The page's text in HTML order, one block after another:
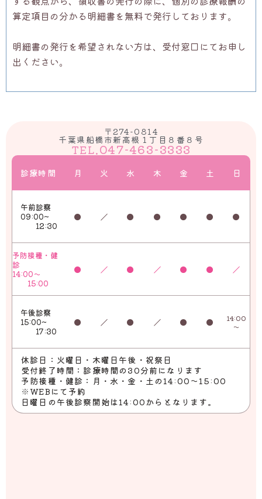
算定項目の分かる明細書を無料で発行しております。
明細書の発行を希望されない方は、 受付窓口にてお申し
出ください。
〒274-0814
千葉県船橋市新高根１丁目８番８号
TEL.047-463-3333
診療時間 月 火 水 木 金 土 日
午前診察
09:00~
12:30
● ／ ● ● ● ● ●
予防接種・健
診
14:00～
15:00
● ／ ● ／ ● ● ／
午後診察
15:00~
17:30
● ／ ● ／ ● ●
14:00
～
休診日：火曜日・木曜日午後・祝祭日
受付終了時間：診療時間の30分前になります
予防接種・健診：月・水・金・土の14:00～15:00
※WEBにて予約
日曜日の午後診察開始は14:00からとなります。